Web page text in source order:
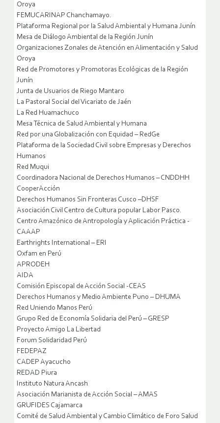
Oroya
FEMUCARINAP Chanchamayo.
Plataforma Regional por la Salud Ambiental y Humana Junín
Mesa de Diálogo Ambiental de la Región Junín
Organizaciones Zonales de Atención en Alimentación y Salud
Oroya
Red de Promotores y Promotoras Ecológicas de la Región
Junín
Junta de Usuarios de Riego Mantaro
La Pastoral Social del Vicariato de Jaén
La Red Huamachuco
Mesa Técnica de Salud Ambiental y Humana
Red por una Globalización con Equidad – RedGe
Plataforma de la Sociedad Civil sobre Empresas y Derechos
Humanos
Red Muqui
Coordinadora Nacional de Derechos Humanos – CNDDHH
CooperAcción
Derechos Humanos Sin Fronteras Cusco –DHSF
Asociación Civil Centro de Cultura popular Labor Pasco.
Centro Amazónico de Antropología y Aplicación Práctica -
CAAAP
Earthrights International – ERI
Oxfam en Perú
APRODEH
AIDA
Comisión Episcopal de Acción Social -CEAS
Derechos Humanos y Medio Ambiente Puno – DHUMA
Red Uniendo Manos Perú
Grupo Red de Economía Solidaria del Perú – GRESP
Proyecto Amigo La Libertad
Forum Solidaridad Perú
FEDEPAZ
CADEP Ayacucho
REDAD Piura
Instituto Natura Ancash
Asociación Marianista de Acción Social – AMAS
GRUFIDES Cajamarca
Comité de Salud Ambiental y Cambio Climático de Foro Salud